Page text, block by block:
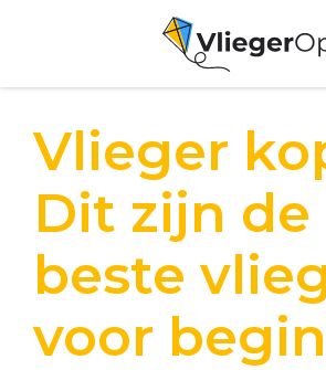
Vlieger
Dit zijn de
beste
voor